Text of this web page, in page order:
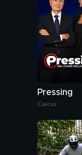
Pressing
Calcio